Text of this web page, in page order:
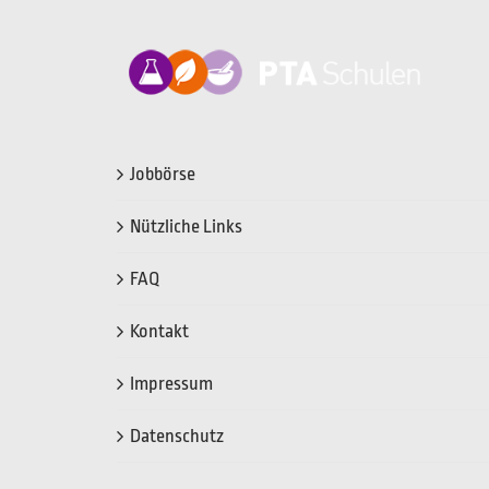
Jobbörse
Nützliche Links
FAQ
Kontakt
Impressum
Datenschutz